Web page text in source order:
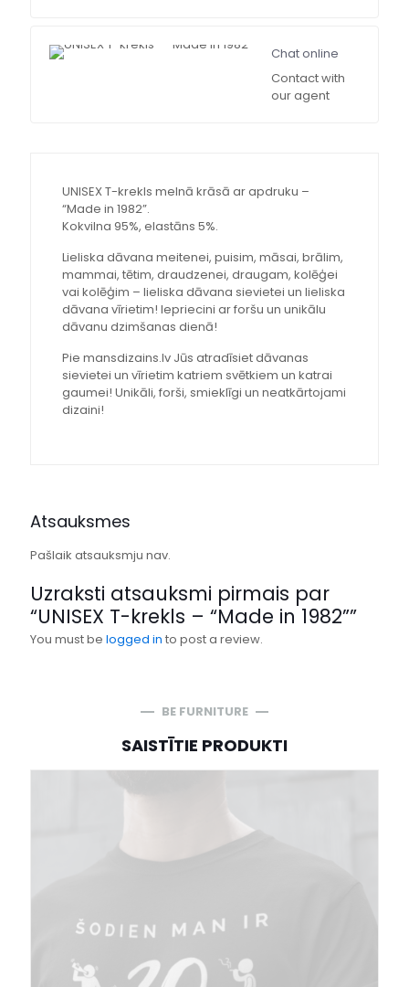
Chat online
Contact with
our agent
UNISEX T-krekls melnā krāsā ar apdruku –
“Made in 1982”.
Kokvilna 95%, elastāns 5%.
Lieliska dāvana meitenei, puisim, māsai, brālim,
mammai, tētim, draudzenei, draugam, kolēģei
vai kolēģim – lieliska dāvana sievietei un lieliska
dāvana vīrietim! Iepriecini ar foršu un unikālu
dāvanu dzimšanas dienā!
Pie mansdizains.lv Jūs atradīsiet dāvanas
sievietei un vīrietim katriem svētkiem un katrai
gaumei! Unikāli, forši, smieklīgi un neatkārtojami
dizaini!
Atsauksmes
Pašlaik atsauksmju nav.
Uzraksti atsauksmi pirmais par
“UNISEX T-krekls – “Made in 1982””
You must be logged in to post a review.
BE FURNITURE
SAISTĪTIE PRODUKTI